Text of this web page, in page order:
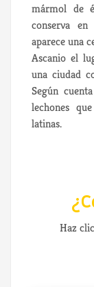
mármol de
conserva
aparece una
Ascanio el
una ciudad
Según
lechones
latinas.
Haz